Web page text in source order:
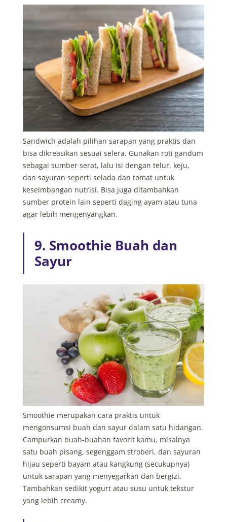
Sandwich adalah pilihan sarapan yang praktis dan
bisa dikreasikan sesuai selera. Gunakan roti gandum
sebagai sumber serat, lalu isi dengan telur, keju,
dan sayuran seperti selada dan tomat untuk
keseimbangan nutrisi. Bisa juga ditambahkan
sumber protein lain seperti daging ayam atau tuna
agar lebih mengenyangkan.
9. Smoothie Buah dan
Sayur
Smoothie merupakan cara praktis untuk
mengonsumsi buah dan sayur dalam satu hidangan.
Campurkan buah-buahan favorit kamu, misalnya
satu buah pisang, segenggam stroberi, dan sayuran
hijau seperti bayam atau kangkung (secukupnya)
untuk sarapan yang menyegarkan dan bergizi.
Tambahkan sedikit yogurt atau susu untuk tekstur
yang lebih creamy.